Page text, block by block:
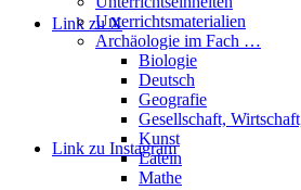
Link zu X
Link zu Instagram
Unterrichtsmaterialien
Archäologie im Fach …
Biologie
Deutsch
Geografie
Gesellschaft,
Kunst
Latein
Mathe